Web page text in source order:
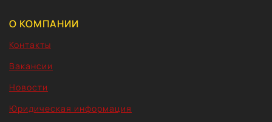
О КОМПАНИИ
Контакты
Вакансии
Новости
Юридическая информация